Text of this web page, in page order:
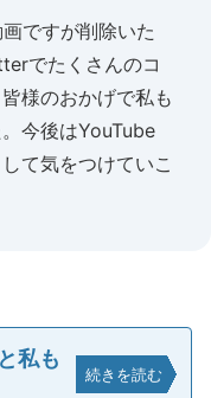
ですが削除いた
でたくさんのコ
様のおかげで私も
今後はYouTube
て気をつけていこ
私も
続きを読む